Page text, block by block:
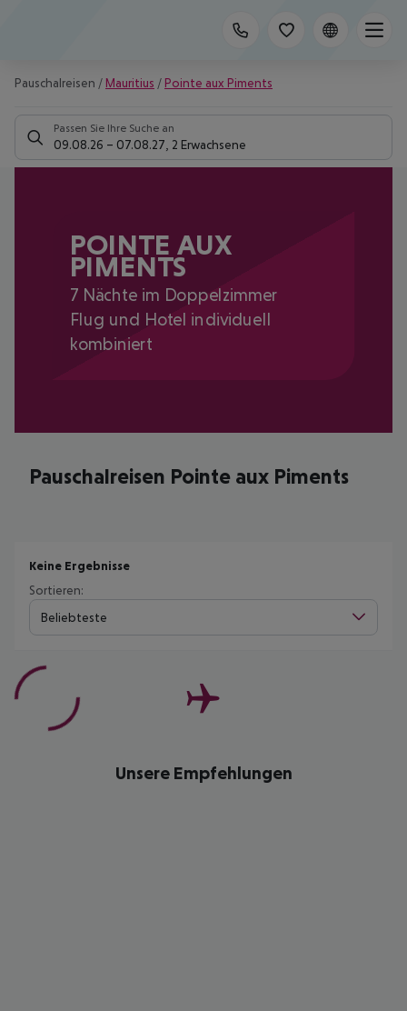
Pauschalreisen / Mauritius / Pointe aux Piments
Passen Sie Ihre Suche an
09.08.26 – 07.08.27 2 Erwachsene
POINTE AUX
PIMENTS
7 Nächte im Doppelzimmer
Flug und Hotel individuell
kombiniert
Pauschalreisen Pointe aux Piments
Keine Ergebnisse
Sortieren:
Beliebteste
Unsere Empfehlungen